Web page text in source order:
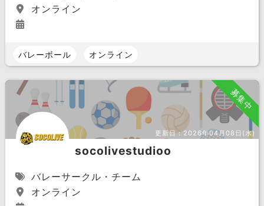
オンライン
バレーボール オンライン
募集中
更新日：2026年04月08日(水)
socolivestudioo
バレーサークル・チーム
オンライン